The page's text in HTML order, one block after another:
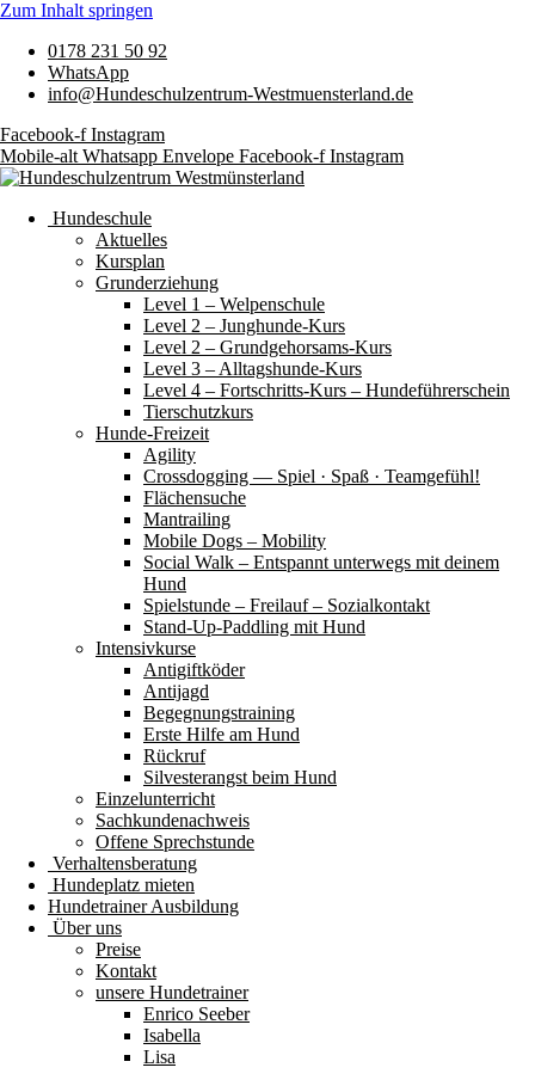
Zum Inhalt springen
0178 231 50 92
WhatsApp
info@Hundeschulzentrum-Westmuensterland.de
Facebook-f Instagram
Mobile-alt Whatsapp Envelope Facebook-f Instagram
Hundeschule
Aktuelles
Kursplan
Grunderziehung
Level 1 – Welpenschule
Level 2 – Junghunde-Kurs
Level 2 – Grundgehorsams-Kurs
Level 3 – Alltagshunde-Kurs
Level 4 – Fortschritts-Kurs – Hundeführerschein
Tierschutzkurs
Hunde-Freizeit
Agility
Crossdogging — Spiel · Spaß · Teamgefühl!
Flächensuche
Mantrailing
Mobile Dogs – Mobility
Social Walk – Entspannt unterwegs mit deinem
Hund
Spielstunde – Freilauf – Sozialkontakt
Stand-Up-Paddling mit Hund
Intensivkurse
Antigiftköder
Antijagd
Begegnungstraining
Erste Hilfe am Hund
Rückruf
Silvesterangst beim Hund
Einzelunterricht
Sachkundenachweis
Offene Sprechstunde
Verhaltensberatung
Hundeplatz mieten
Hundetrainer Ausbildung
Über uns
Preise
Kontakt
unsere Hundetrainer
Enrico Seeber
Isabella
Lisa